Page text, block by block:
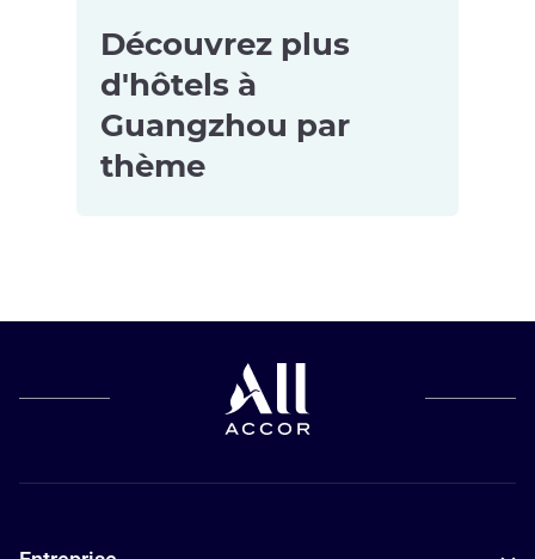
Découvrez plus
d'hôtels à
Guangzhou par
thème
Guangzhou